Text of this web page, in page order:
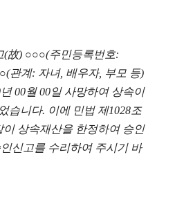
(故) ○○○(주민등록번호:
관계: 자녀, 배우자, 부모 등)
00월 00일 사망하여 상속이
습니다. 이에 민법 제1028조
상속재산을 한정하여 승인
신고를 수리하여 주시기 바